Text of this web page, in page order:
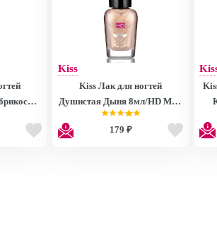
Kiss
Kiss Лак для ногтей
Душистая Дыня 8мл/HD Mini
Nail Polish MNP27
179 ₽